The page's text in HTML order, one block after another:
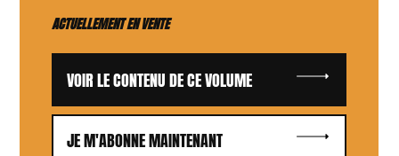
ACTUELLEMENT EN VENTE
VOIR LE CONTENU DE CE VOLUME
JE M'ABONNE MAINTENANT